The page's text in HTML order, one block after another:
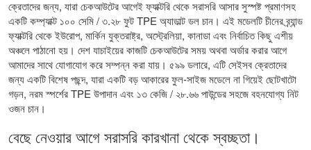
ক্রেতাদের জন্য, যারা চেকআউটের আগেই ফ্যাক্টরি থেকে সরাসরি আসার সুস্পষ্ট প্রমাণসহ
একটি কম্প্যাক্ট ১০০ সেমি / ৩.২৮ ফুট TPE অ্যাডাল্ট ডল চান। এই মডেলটি চীনের ব্র্যান্ড
ফ্যাক্টরি থেকে ইউরোপ, মার্কিন যুক্তরাষ্ট্র, অস্ট্রেলিয়া, কানাডা এবং নির্বাচিত কিছু এশীয়
অঞ্চলে পাঠানো হয়। দেশ যাচাইয়ের কাজটি চেকআউটের সময় অথবা অর্ডার করার আগে
আমাদের সাথে যোগাযোগ করে সম্পন্ন করা যায়। ৫৯৯ ডলারে, এটি সেইসব ক্রেতাদের
জন্য একটি বিশেষ পছন্দ, যারা একটি বড় আকারের ফুল-সাইজ মডেলে না গিয়েই ছোটখাটো
গড়ন, নরম স্পর্শের TPE উপাদান এবং ১৩ কেজি / ২৮.৬৬ পাউন্ডের সহজে বহনযোগ্য নিট
ওজন চান।
বেছে নেওয়ার আগে সরাসরি কারখানা থেকে স্বচ্ছতা।